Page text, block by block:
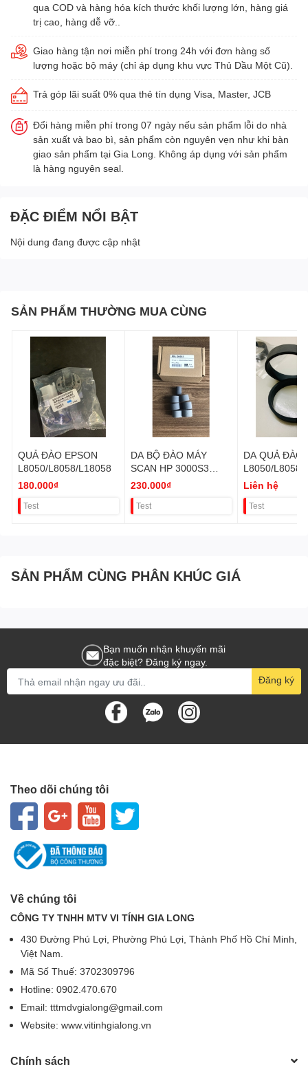
qua COD và hàng hóa kích thước khối lượng lớn, hàng giá
trị cao, hàng dễ vỡ..
Giao hàng tận nơi miễn phí trong 24h với đơn hàng số
lượng hoặc bộ máy (chỉ áp dụng khu vực Thủ Dầu Một Cũ).
Trả góp lãi suất 0% qua thẻ tín dụng Visa, Master, JCB
Đổi hàng miễn phí trong 07 ngày nếu sản phẩm lỗi do nhà
sản xuất và bao bì, sản phẩm còn nguyên vẹn như khi bàn
giao sản phẩm tại Gia Long. Không áp dụng với sản phẩm
là hàng nguyên seal.
ĐẶC ĐIỂM NỔI BẬT
Nội dung đang được cập nhật
SẢN PHẨM THƯỜNG MUA CÙNG
QUẢ ĐÀO EPSON
L8050/L8058/L18058
180.000₫
Test
DA BỘ ĐÀO MÁY
SCAN HP 3000S3
5000S4 7000S3 (KO
230.000₫
Test
DA QUẢ ĐÀO
L8050/L8058/
Liên hệ
Test
SẢN PHẨM CÙNG PHÂN KHÚC GIÁ
Bạn muốn nhận khuyến mãi
đặc biệt? Đăng ký ngay.
Đăng ký
Theo dõi chúng tôi
Về chúng tôi
CÔNG TY TNHH MTV VI TÍNH GIA LONG
430 Đường Phú Lợi, Phường Phú Lợi, Thành Phố Hồ Chí Minh,
Việt Nam.
Mã Số Thuế: 3702309796
Hotline: 0902.470.670
Email: tttmdvgialong@gmail.com
Website: www.vitinhgialong.vn
Chính sách